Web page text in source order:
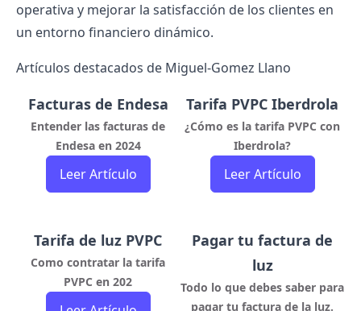
operativa y mejorar la satisfacción de los clientes en
un entorno financiero dinámico.
Artículos destacados de Miguel-Gomez Llano
Facturas de Endesa
Entender las facturas de
Endesa en 2024
Leer Artículo
Tarifa PVPC Iberdrola
¿Cómo es la tarifa PVPC con
Iberdrola?
Leer Artículo
Tarifa de luz PVPC
Como contratar la tarifa
PVPC en 202
Pagar tu factura de
luz
Todo lo que debes saber para
pagar tu factura de la luz.